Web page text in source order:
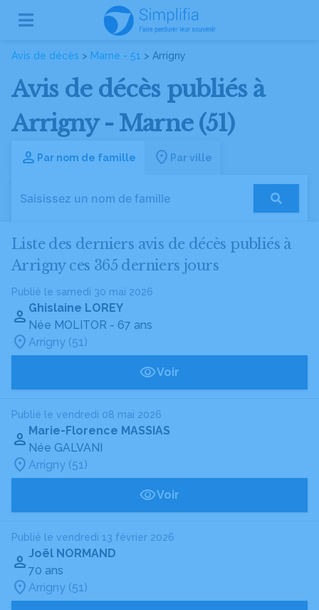
Avis de décès > Marne - 51 > Arrigny
Avis de décès publiés à
Arrigny - Marne (51)
Par nom de famille Par ville
Liste des derniers avis de décès publiés à
Arrigny ces 365 derniers jours
Publié le samedi 30 mai 2026
Ghislaine LOREY
Née MOLITOR - 67 ans
Arrigny (51)
Voir
Publié le vendredi 08 mai 2026
Marie-Florence MASSIAS
Née GALVANI
Arrigny (51)
Voir
Publié le vendredi 13 février 2026
Joël NORMAND
70 ans
Arrigny (51)